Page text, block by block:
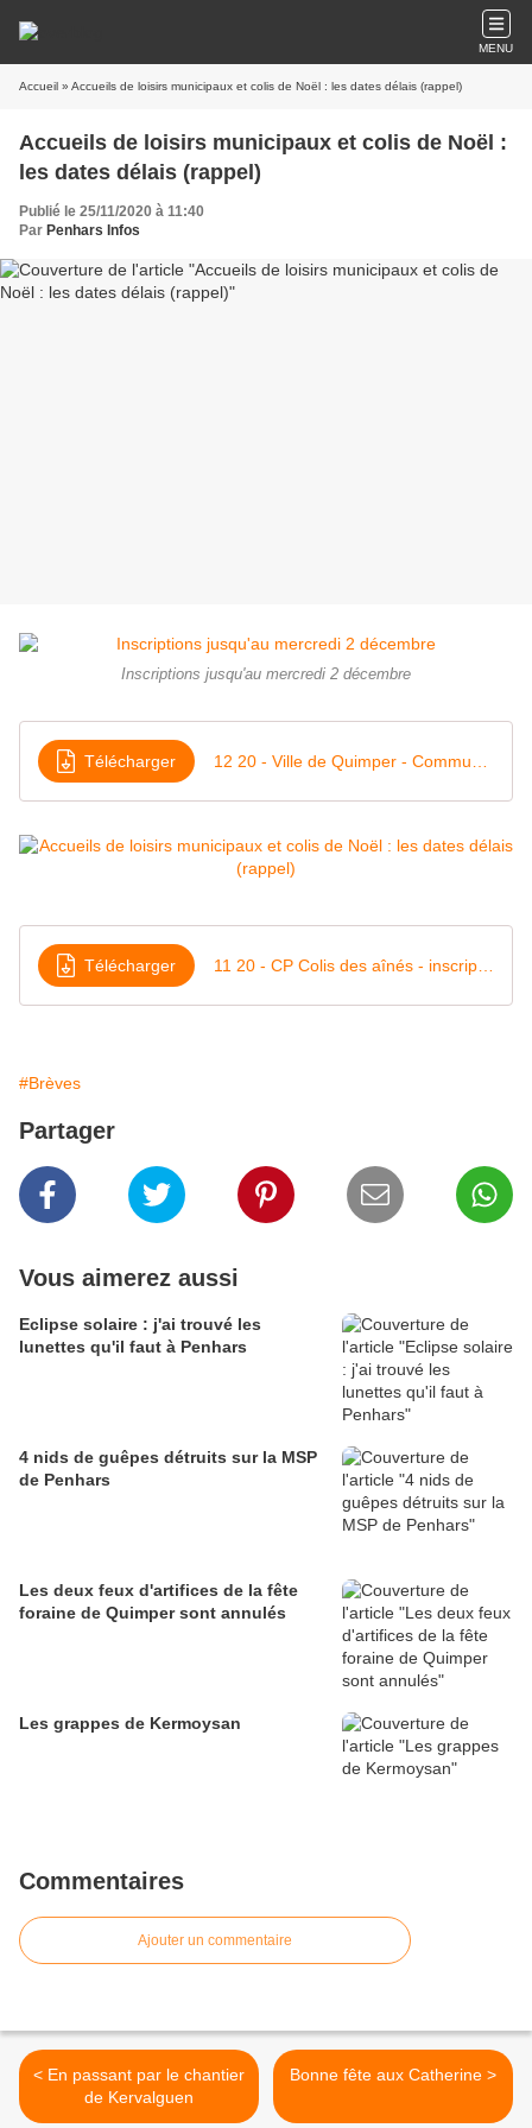
MENU
Accueil » Accueils de loisirs municipaux et colis de Noël : les dates délais (rappel)
Accueils de loisirs municipaux et colis de Noël :
les dates délais (rappel)
Publié le 25/11/2020 à 11:40
Par Penhars Infos
Inscriptions jusqu'au mercredi 2 décembre
Télécharger
Télécharger
#Brèves
Partager
Vous aimerez aussi
Eclipse solaire : j'ai trouvé les
lunettes qu'il faut à Penhars
4 nids de guêpes détruits sur la MSP
de Penhars
Les deux feux d'artifices de la fête
foraine de Quimper sont annulés
Les grappes de Kermoysan
Commentaires
Ajouter un commentaire
< En passant par le chantier
de Kervalguen
Bonne fête aux Catherine >